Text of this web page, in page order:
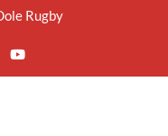
Rugby